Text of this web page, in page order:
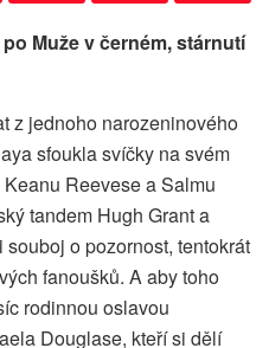
Muže v černém, stárnutí
z jednoho narozeninového
sfoukla svíčky na svém
Reevese a Salmu
tandem Hugh Grant a
o pozornost, tentokrát
fanoušků. A aby toho
rodinnou oslavou
Douglase, kteří si dělí